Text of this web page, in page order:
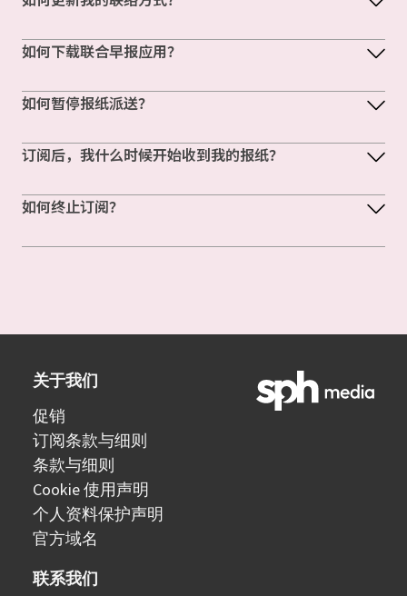
如何下载联合早报应用？
如何暂停报纸派送？
订阅后，我什么时候开始收到我的报纸？
如何终止订阅？
关于我们
促销
订阅条款与细则
条款与细则
Cookie 使用声明
个人资料保护声明
官方域名
联系我们